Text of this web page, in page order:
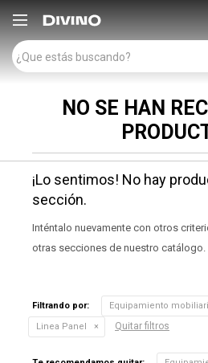

NO SE HAN
¡Lo sentimos! No hay
sección.
Inténtalo nuevamente con otros
otras secciones de nuestro catálogo.
Filtrando por:
Equipamiento
Linea Panel
Quitar filtros